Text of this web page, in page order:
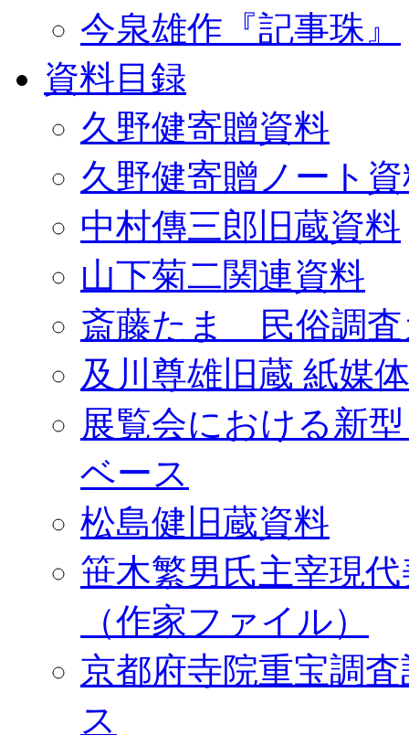
今泉雄作『記事珠』
資料目録
久野健寄贈資料
久野健寄贈ノート
中村傳三郎旧蔵資料
山下菊二関連資料
斎藤たま 民俗調査
及川尊雄旧蔵 紙媒
展覧会における新
ベース
松島健旧蔵資料
笹木繁男氏主宰現
（作家ファイル）
京都府寺院重宝調
ス